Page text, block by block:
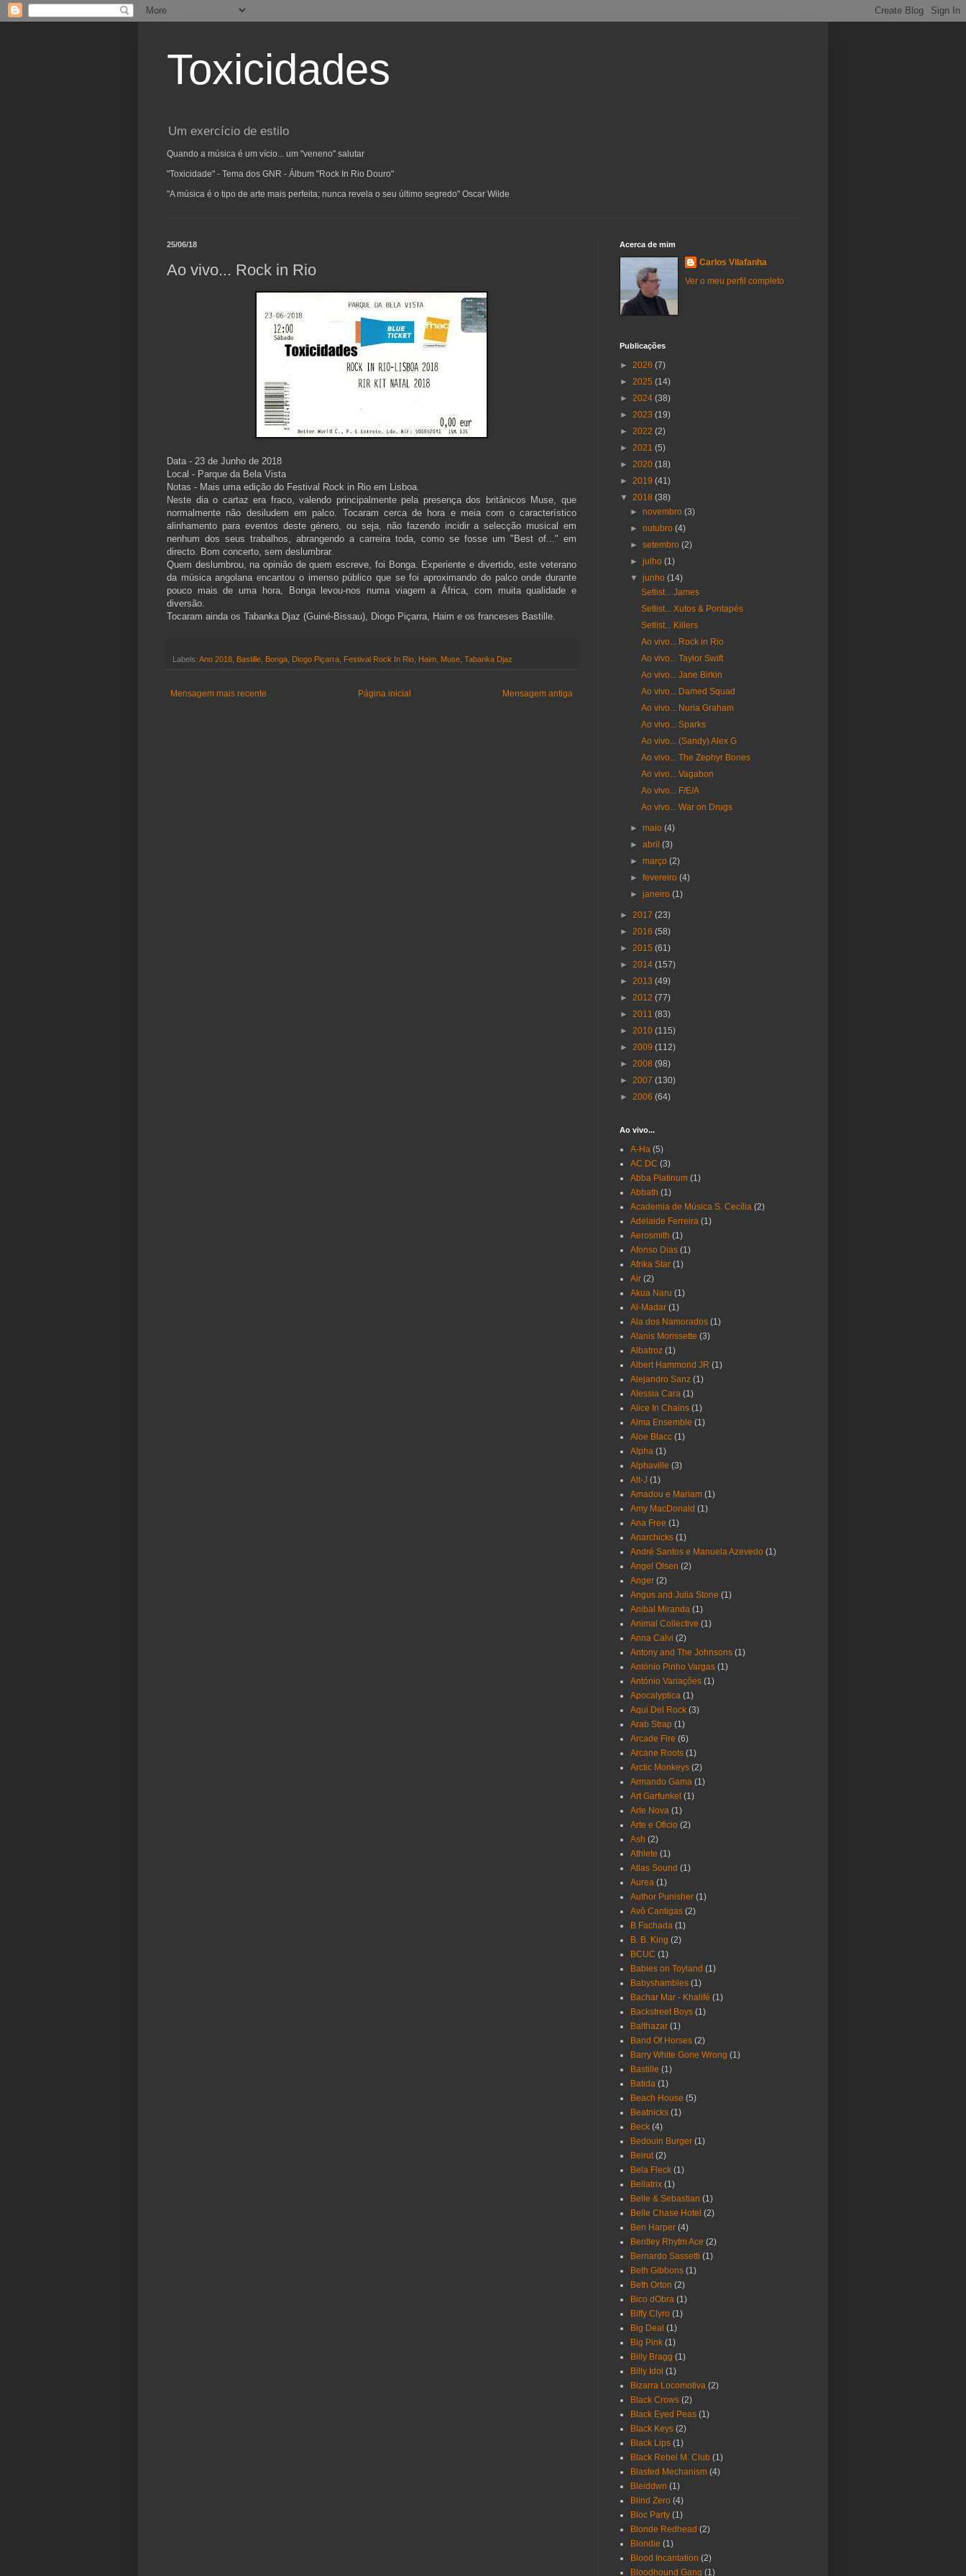
Toxicidades
Um exercício de estilo
Quando a música é um vício... um "veneno" salutar
"Toxicidade" - Tema dos GNR - Álbum "Rock In Rio Douro"
"A música é o tipo de arte mais perfeita; nunca revela o seu último segredo" Oscar Wilde
25/06/18
Ao vivo... Rock in Rio
Data - 23 de Junho de 2018
Local - Parque da Bela Vista
Notas - Mais uma edição do Festival Rock in Rio em Lisboa.
Neste dia o cartaz era fraco, valendo principalmente pela presença dos britânicos Muse, que
normalmente não desiludem em palco. Tocaram cerca de hora e meia com o característico
alinhamento para eventos deste género, ou seja, não fazendo incidir a selecção musical em
nenhum dos seus trabalhos, abrangendo a carreira toda, como se fosse um "Best of..." em
directo. Bom concerto, sem deslumbrar.
Quem deslumbrou, na opinião de quem escreve, foi Bonga. Experiente e divertido, este veterano
da música angolana encantou o imenso público que se foi aproximando do palco onde durante
pouco mais de uma hora, Bonga levou-nos numa viagem a África, com muita qualidade e
diversão.
Tocaram ainda os Tabanka Djaz (Guiné-Bissau), Diogo Piçarra, Haim e os franceses Bastille.
Labels: Ano 2018 Bastille Bonga Diogo Piçarra Festival Rock In Rio Haim Muse Tabanka Djaz
Mensagem mais recente Mensagem antiga
Página inicial
Acerca de mim
Carlos Vilafanha
Ver o meu perfil completo
Publicações
► 2026 (7)
► 2025 (14)
► 2024 (38)
► 2023 (19)
► 2022 (2)
► 2021 (5)
► 2020 (18)
► 2019 (41)
▼ 2018 (38)
►novembro(3)
►outubro(4)
►setembro(2)
►julho(1)
▼junho(14)
Setlist... James
Setlist... Xutos & Pontapés
Setlist... Killers
Ao vivo... Rock in Rio
Ao vivo... Taylor Swift
Ao vivo... Jane Birkin
Ao vivo... Damed Squad
Ao vivo... Nuria Graham
Ao vivo... Sparks
Ao vivo... (Sandy) Alex G
Ao vivo... The Zephyr Bones
Ao vivo... Vagabon
Ao vivo... F/E/A
Ao vivo... War on Drugs
►maio(4)
►abril(3)
►março(2)
►fevereiro(4)
►janeiro(1)
► 2017 (23)
► 2016 (58)
► 2015 (61)
► 2014 (157)
► 2013 (49)
► 2012 (77)
► 2011 (83)
► 2010 (115)
► 2009 (112)
► 2008 (98)
► 2007 (130)
► 2006 (64)
Ao vivo...
A-Ha (5)
AC DC (3)
Abba Platinum (1)
Abbath (1)
Academia de Música S. Cecília (2)
Adelaide Ferreira (1)
Aerosmith (1)
Afonso Dias (1)
Afrika Star (1)
Air (2)
Akua Naru (1)
Al-Madar (1)
Ala dos Namorados (1)
Alanis Morissette (3)
Albatroz (1)
Albert Hammond JR (1)
Alejandro Sanz (1)
Alessia Cara (1)
Alice In Chains (1)
Alma Ensemble (1)
Aloe Blacc (1)
Alpha (1)
Alphaville (3)
Alt-J (1)
Amadou e Mariam (1)
Amy MacDonald (1)
Ana Free (1)
Anarchicks (1)
André Santos e Manuela Azevedo (1)
Angel Olsen (2)
Anger (2)
Angus and Julia Stone (1)
Anibal Miranda (1)
Animal Collective (1)
Anna Calvi (2)
Antony and The Johnsons (1)
António Pinho Vargas (1)
António Variações (1)
Apocalyptica (1)
Aqui Del Rock (3)
Arab Strap (1)
Arcade Fire (6)
Arcane Roots (1)
Arctic Monkeys (2)
Armando Gama (1)
Art Garfunkel (1)
Arte Nova (1)
Arte e Oficio (2)
Ash (2)
Athlete (1)
Atlas Sound (1)
Aurea (1)
Author Punisher (1)
Avô Cantigas (2)
B Fachada (1)
B. B. King (2)
BCUC (1)
Babies on Toyland (1)
Babyshambles (1)
Bachar Mar - Khalifé (1)
Backstreet Boys (1)
Balthazar (1)
Band Of Horses (2)
Barry White Gone Wrong (1)
Bastille (1)
Batida (1)
Beach House (5)
Beatnicks (1)
Beck (4)
Bedouin Burger (1)
Beirut (2)
Bela Fleck (1)
Bellatrix (1)
Belle & Sebastian (1)
Belle Chase Hotel (2)
Ben Harper (4)
Bentley Rhytm Ace (2)
Bernardo Sassetti (1)
Beth Gibbons (1)
Beth Orton (2)
Bico dObra (1)
Biffy Clyro (1)
Big Deal (1)
Big Pink (1)
Billy Bragg (1)
Billy Idol (1)
Bizarra Locomotiva (2)
Black Crows (2)
Black Eyed Peas (1)
Black Keys (2)
Black Lips (1)
Black Rebel M. Club (1)
Blasted Mechanism (4)
Bleiddwn (1)
Blind Zero (4)
Bloc Party (1)
Blonde Redhead (2)
Blondie (1)
Blood Incantation (2)
Bloodhound Gang (1)